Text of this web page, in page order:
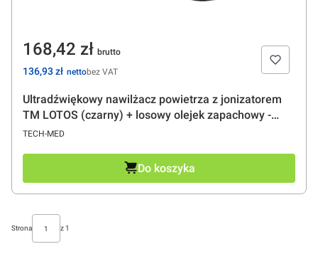
Ultradźwiękowy nawilżacz powietrza z jonizatorem
TM LOTOS (czarny) + losowy olejek zapachowy -
TECH-MED
PRODUCENT
TECH-MED
Cena
168,42 zł
Cena
136,93 zł bez VAT
Do koszyka
Strona z 1